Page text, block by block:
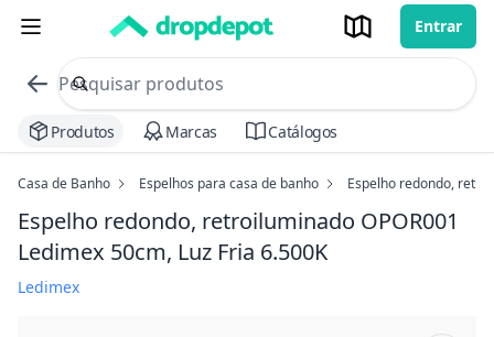
Entrar
commerce search no header
Procurar
Produtos Marcas Catálogos
Casa de Banho Espelhos para casa de banho Espelho redondo,
Espelho redondo, retroiluminado OPOR001
Ledimex 50cm, Luz Fria 6.500K
Ledimex